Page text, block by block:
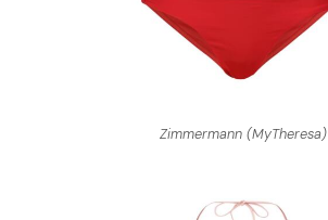
Zimmermann (MyTheresa)